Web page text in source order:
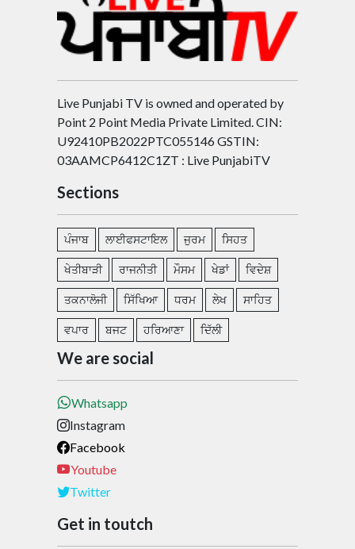
Live Punjabi TV is owned and operated by
Point 2 Point Media Private Limited. CIN:
U92410PB2022PTC055146 GSTIN:
03AAMCP6412C1ZT : Live PunjabiTV
Sections
ਪੰਜਾਬ ਲਾਈਫਸਟਾਇਲ ਜੁਰਮ ਸਿਹਤ
ਖੇਤੀਬਾੜੀ ਰਾਜਨੀਤੀ ਮੌਸਮ ਖੇਡਾਂ ਵਿਦੇਸ਼
ਤਕਨਾਲੋਜੀ ਸਿੱਖਿਆ ਧਰਮ ਲੇਖ ਸਾਹਿਤ
ਵਪਾਰ ਬਜਟ ਹਰਿਆਣਾ ਦਿੱਲੀ
We are social
Whatsapp
Instagram
Facebook
Youtube
Twitter
Get in toutch